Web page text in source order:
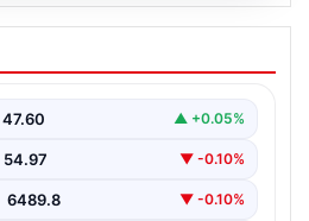
Bir Hayal: İkiz
Duygu Dolu Anlar
sahibi olma…
47.60 ▲ +0.05%
54.97 ▼ -0.10%
6489.8 ▼ -0.10%